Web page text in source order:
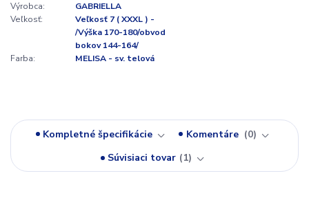
Výrobca:
GABRIELLA
Veľkosť:
Veľkosť 7 ( XXXL ) -
/Výška 170-180/obvod
bokov 144-164/
Farba:
MELISA - sv. telová
Kompletné špecifikácie Komentáre
0
Súvisiaci tovar
1